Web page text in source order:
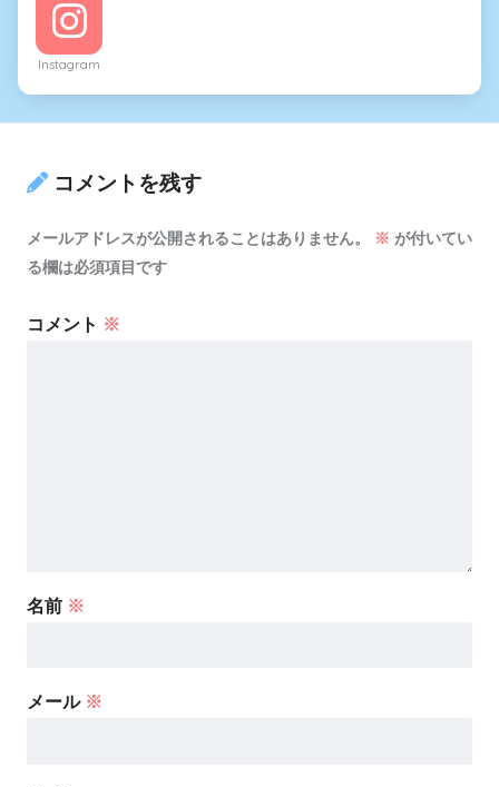
Instagram
コメントを残す
メールアドレスが公開されることはありません。 ※ が付いてい
る欄は必須項目です
コメント ※
名前 ※
メール ※